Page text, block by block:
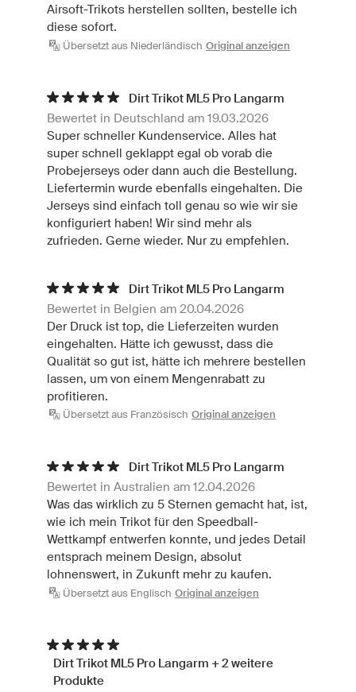
Airsoft-Trikots herstellen sollten, bestelle ich
diese sofort.
Übersetzt aus Niederländisch Original anzeigen
Dirt Trikot ML5 Pro Langarm
Bewertet in Deutschland am 19.03.2026
Super schneller Kundenservice. Alles hat
super schnell geklappt egal ob vorab die
Probejerseys oder dann auch die Bestellung.
Liefertermin wurde ebenfalls eingehalten. Die
Jerseys sind einfach toll genau so wie wir sie
konfiguriert haben! Wir sind mehr als
zufrieden. Gerne wieder. Nur zu empfehlen.
Dirt Trikot ML5 Pro Langarm
Bewertet in Belgien am 20.04.2026
Der Druck ist top, die Lieferzeiten wurden
eingehalten. Hätte ich gewusst, dass die
Qualität so gut ist, hätte ich mehrere bestellen
lassen, um von einem Mengenrabatt zu
profitieren.
Übersetzt aus Französisch Original anzeigen
Dirt Trikot ML5 Pro Langarm
Bewertet in Australien am 12.04.2026
Was das wirklich zu 5 Sternen gemacht hat, ist,
wie ich mein Trikot für den Speedball-
Wettkampf entwerfen konnte, und jedes Detail
entsprach meinem Design, absolut
lohnenswert, in Zukunft mehr zu kaufen.
Übersetzt aus Englisch Original anzeigen
Dirt Trikot ML5 Pro Langarm + 2 weitere
Produkte